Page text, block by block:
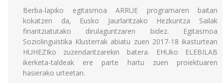
Berba-lapiko egitasmoa ARRUE programaren baitan
kokatzen da, Eusko Jaurlaritzako Hezkuntza Sailak
finantziatutako dirulaguntzaren bidez. Egitasmoa
Soziolinguistika Klusterrak abiatu zuen 2017-18 ikasturtean
HUHEZIko zuzendaritzarekin batera. EHUko ELEBILAB
ikerketa-taldeak ere parte hartu zuen proiektuaren
hasierako urteetan.